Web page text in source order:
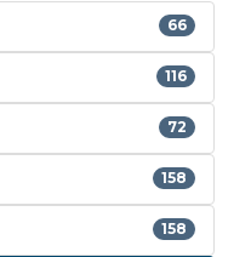
66
116
72
158
158